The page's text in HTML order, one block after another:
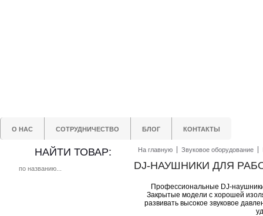
О НАС СОТРУДНИЧЕСТВО БЛОГ КОНТАКТЫ
НАЙТИ ТОВАР: На главную Звуковое оборудование
DJ-НАУШНИКИ ДЛЯ
Профессиональные DJ-
Закрытые модели с хорошей
развивать высокое звуковое